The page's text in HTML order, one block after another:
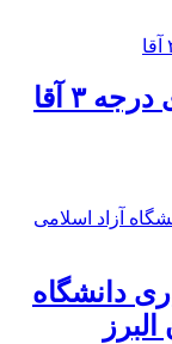
۳ آقا
دانشگاه